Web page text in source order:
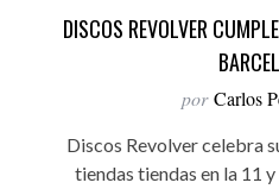
DISCOS REVOLVER
por Carlos
Discos Revolver celebra
tiendas tiendas en la 11